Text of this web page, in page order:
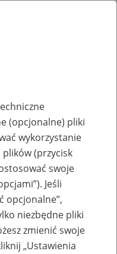
(opcjonalne) pliki
wykorzystanie
plików (przycisk
swoje
Jeśli
opcjonalne”,
niezbędne pliki
zmienić swoje
„Ustawienia